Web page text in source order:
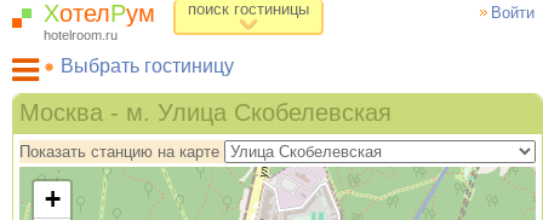
Войти
ХотелРум
hotelroom.ru
поиск гостиницы
Выбрать гостиницу
Гостиницы на карте Москвы
Гостиницы по метро
ХотелРум рекомендует
Москва - м. Улица Скобелевская
Показать станцию на карте
+